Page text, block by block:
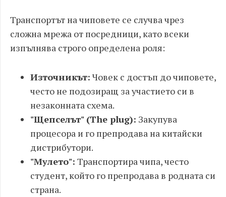
Транспортът на чиповете се случва чрез
сложна мрежа от посредници, като всеки
изпълнява строго определена роля:
Източникът:Човек с достъп до чиповете,
често не подозиращ за участието си в
незаконната схема.
"Щепселът" (The plug): Закупува
процесора и го препродава на китайски
дистрибутори.
"Мулето": Транспортира чипа, често
студент, който го препродава в родната си
страна.